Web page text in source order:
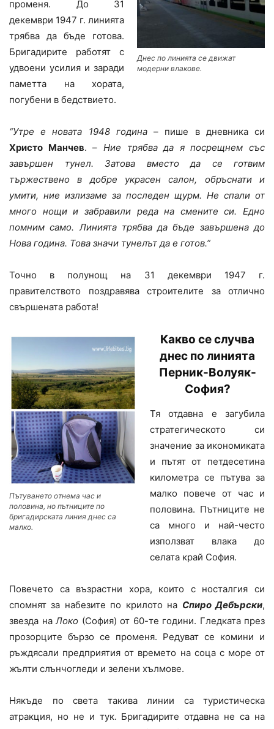
Днес по линията се движат
модерни влакове.
променя. До 31
декември 1947 г. линията
трябва да бъде готова.
Бригадирите работят с
удвоени усилия и заради
паметта на хората,
погубени в бедствието.
“Утре е новата 1948 година– пише в дневника си
Христо Манчев. – Ние трябва да я посрещнем със
завършен тунел. Затова вместо да се готвим
тържествено в добре украсен салон, обръснати и
умити, ние излизаме за последен щурм. Не спали от
много нощи и забравили реда на смените си. Едно
помним само. Линията трябва да бъде завършена до
Нова година. Това значи тунелът да е готов.”
Точно в полунощ на 31 декември 1947 г.
правителството поздравява строителите за отлично
свършената работа!
Пътуването отнема час и
половина, но пътниците по
бригадирската линия днес са
малко.
Какво се случва
днес по линията
Перник-Волуяк-
София?
Тя отдавна е загубила
стратегическото си
значение за икономиката
и пътят от петдесетина
километра се пътува за
малко повече от час и
половина. Пътниците не
са много и най-често
използват влака до
селата край София.
Повечето са възрастни хора, които с носталгия си
спомнят за набезите по крилото на Спиро Дебърски,
звезда наЛоко (София) от 60-те години. Гледката през
прозорците бързо се променя. Редуват се комини и
ръждясали предприятия от времето на соца с море от
жълти слънчогледи и зелени хълмове.
Някъде по света такива линии са туристическа
атракция, но не и тук. Бригадирите отдавна не са на